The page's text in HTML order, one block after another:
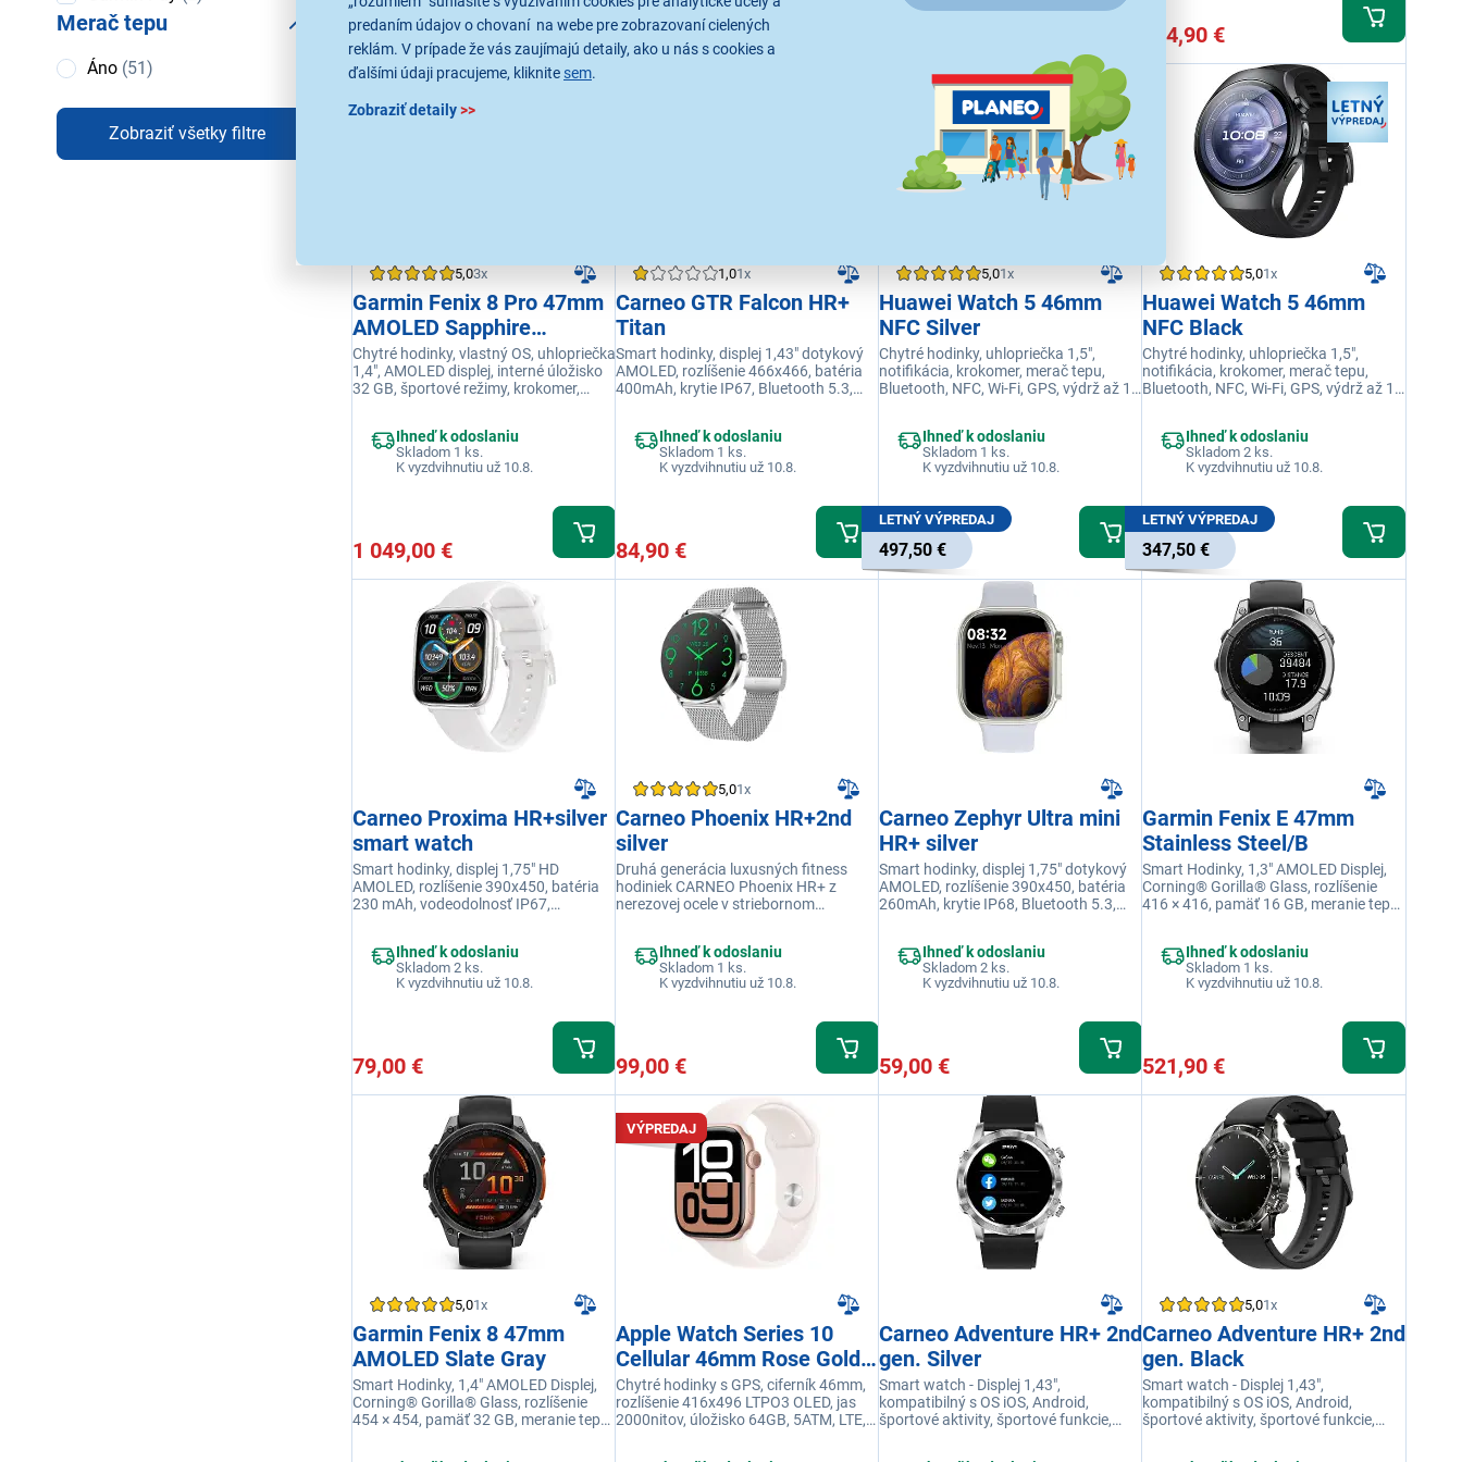
predaním údajov o chovaní na webe pre zobrazovaní cielených
reklám. V prípade že vás zaujímajú detaily, ako u nás s cookies a
ďalšími údaji pracujeme, kliknite sem.
Zobraziť detaily>>
Merač tepu
Merač
tepu
Áno (51)
Zobraziť všetky filtre
399,00 € 179,90 € 324,90 €
5,03x
Garmin Fenix 8 Pro 47mm
AMOLED Sapphire
Titanium Silicone band
Graphite/Black
Chytré hodinky, vlastný OS, uhlopriečka
1,4", AMOLED displej, interné úložisko
32 GB, športové režimy, krokomer,
vodotesnosť, farba titánová
Ihneď k odoslaniu
Skladom 1 ks.
K vyzdvihnutiu už 10.8.
1 049,00 €
1,01x
Carneo GTR Falcon HR+
Titan
Smart hodinky, displej 1,43" dotykový
AMOLED, rozlíšenie 466x466, batéria
400mAh, krytie IP67, Bluetooth 5.3,
Ihneď k odoslaniu
Skladom 1 ks.
K vyzdvihnutiu už 10.8.
84,90 €
5,01x
Huawei Watch 5 46mm
NFC Silver
Chytré hodinky, uhlopriečka 1,5",
notifikácia, krokomer, merač tepu,
Bluetooth, NFC, Wi-Fi, GPS, výdrž až 10
Ihneď k odoslaniu
Skladom 1 ks.
K vyzdvihnutiu už 10.8.
LETNÝ VÝPREDAJ
497,50 €
5,01x
Huawei Watch 5 46mm
NFC Black
Chytré hodinky, uhlopriečka 1,5",
notifikácia, krokomer, merač tepu,
Bluetooth, NFC, Wi-Fi, GPS, výdrž až 10
Ihneď k odoslaniu
Skladom 2 ks.
K vyzdvihnutiu už 10.8.
LETNÝ VÝPREDAJ
347,50 €
Carneo Proxima HR+silver
smart watch
Smart hodinky, displej 1,75" HD
AMOLED, rozlíšenie 390x450, batéria
230 mAh, vodeodolnosť IP67,
Ihneď k odoslaniu
Skladom 2 ks.
K vyzdvihnutiu už 10.8.
79,00 €
5,01x
Carneo Phoenix HR+2nd
silver
Druhá generácia luxusných fitness
hodiniek CARNEO Phoenix HR+ z
nerezovej ocele v striebornom
displejom AMOLED HD
Ihneď k odoslaniu
Skladom 1 ks.
K vyzdvihnutiu už 10.8.
99,00 €
Carneo Zephyr Ultra mini
HR+ silver
Smart hodinky, displej 1,75" dotykový
AMOLED, rozlíšenie 390x450, batéria
260mAh, krytie IP68, Bluetooth 5.3,
Ihneď k odoslaniu
Skladom 2 ks.
K vyzdvihnutiu už 10.8.
59,00 €
Garmin Fenix E 47mm
Stainless Steel/B
Smart Hodinky, 1,3" AMOLED Displej,
Corning® Gorilla® Glass, rozlíšenie
416 × 416, pamäť 16 GB, meranie tepu,
Ihneď k odoslaniu
Skladom 1 ks.
K vyzdvihnutiu už 10.8.
521,90 €
5,01x
Garmin Fenix 8 47mm
AMOLED Slate Gray
Smart Hodinky, 1,4" AMOLED Displej,
Corning® Gorilla® Glass, rozlíšenie
454 × 454, pamäť 32 GB, meranie tepu,
VÝPREDAJ
Apple Watch Series 10
Cellular 46mm Rose Gold
Aluminium Blush Sport
Band M/L
Chytré hodinky s GPS, ciferník 46mm,
rozlíšenie 416x496 LTPO3 OLED, jas
2000nitov, úložisko 64GB, 5ATM, LTE,
Carneo Adventure HR+ 2nd
gen. Silver
Smart watch - Displej 1,43",
kompatibilný s OS iOS, Android,
športové aktivity, športové funkcie,
5,01x
Carneo Adventure HR+ 2nd
gen. Black
Smart watch - Displej 1,43",
kompatibilný s OS iOS, Android,
športové aktivity, športové funkcie,